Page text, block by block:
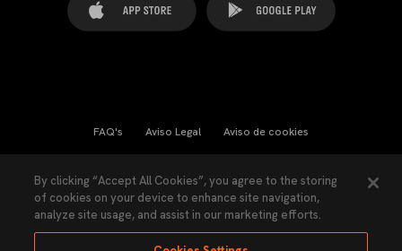
FAQ's Aviso Legal Aviso de cookies
Ley Transparencia Política de Privacidad
Accesibilidad
By clicking “Accept All Cookies”, you agree to the storing
of cookies on your device to enhance site navigation,
analyze site usage, and assist in our marketing efforts.